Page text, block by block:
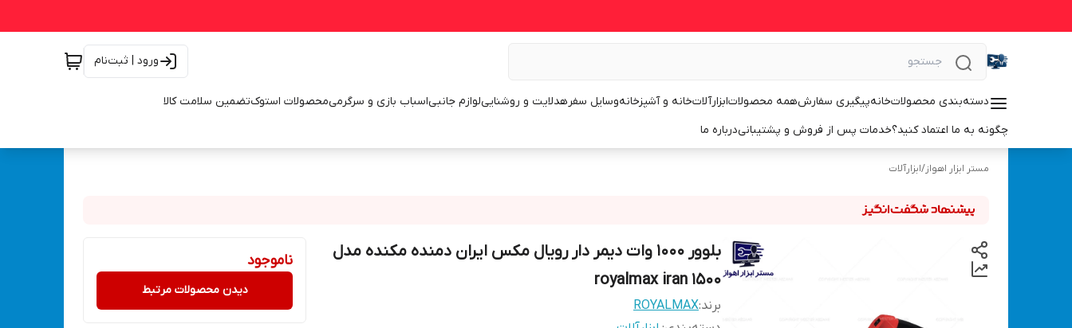
ورود | ثبت‌نام
دسته‌بندی محصولاتخانهپیگیری سفارشهمه محصولاتابزارآلاتخانه و آشپزخانهوسایل سفرهدلایت و روشناییلوازم جانبیاسباب بازی و سرگرمیمحصولات استوکتضمین سلامت کالا
چگونه به ما اعتماد کنید؟خدمات پس از فروش و پشتیبانیدرباره ما
مستر ابزار اهواز/ابزارآلات
بلوور 1000 وات دیمر دار رویال مکس ایران دمنده مکنده مدل
royalmax iran 1500
برند:ROYALMAX
ناموجود
دیدن محصولات مرتبط